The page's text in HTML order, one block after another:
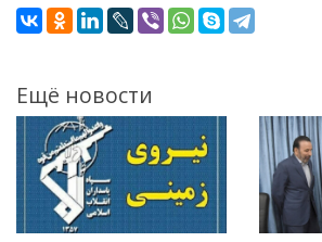
Ещё новости